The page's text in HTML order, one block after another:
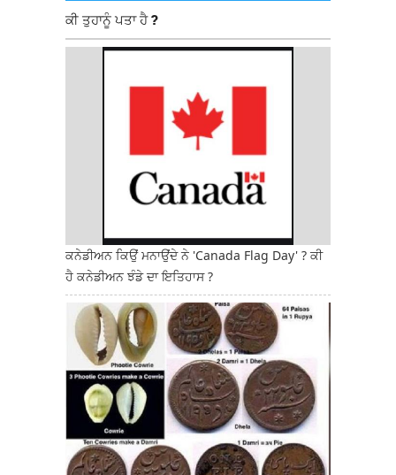
ਕੀ ਤੁਹਾਨੂੰ ਪਤਾ ਹੈ ?
ਕਨੇਡੀਅਨ ਕਿਉਂ ਮਨਾਉਂਦੇ ਨੇ 'Canada Flag Day' ? ਕੀ
ਹੈ ਕਨੇਡੀਅਨ ਝੰਡੇ ਦਾ ਇਤਿਹਾਸ ?